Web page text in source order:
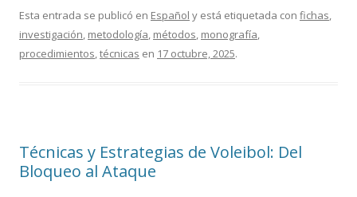
Esta entrada se publicó en Español y está etiquetada con fichas,
investigación, metodología, métodos, monografía,
procedimientos,técnicas en 17 octubre, 2025.
Técnicas y Estrategias de Voleibol: Del
Bloqueo al Ataque